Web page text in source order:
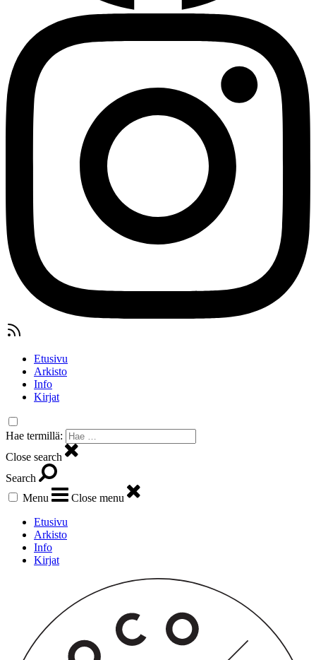
Etusivu
Arkisto
Info
Kirjat
Hae termillä:
Close search
Search
Menu
Close menu
Etusivu
Arkisto
Info
Kirjat